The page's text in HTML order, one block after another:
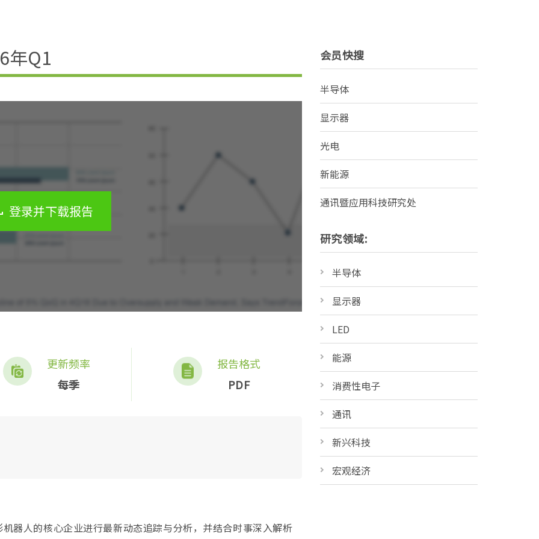
年Q1
登录并下载报告
更新频率
每季
报告格式
PDF
器人的核心企业进行最新动态追踪与分析，并结合时事深入解析
会员快搜
半导体
显示器
光电
新能源
通讯暨应用科技研究处
研究领域:
半导体
显示器
LED
能源
消费性电子
通讯
新兴科技
宏观经济